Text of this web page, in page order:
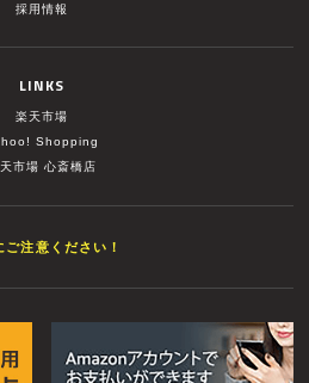
採用情報
LINKS
楽天市場
Shopping
市場 心斎橋店
注意ください！